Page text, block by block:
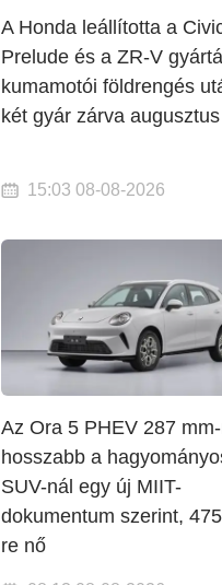
A Honda leállította a
Prelude és a ZR-V
kumamotói földrengés
két gyár zárva
15:03 08-08-2026
Az Ora 5 PHEV 287
hosszabb a
SUV-nál egy új MIIT-
dokumentum szerint,
re nő